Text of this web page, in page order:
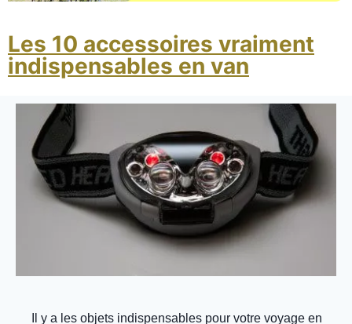
Les 10 accessoires vraiment
indispensables en van
Il y a les objets indispensables pour votre voyage en